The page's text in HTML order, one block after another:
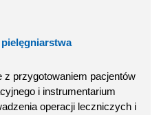
z przygotowaniem pacjentów
i instrumentarium
operacji leczniczych i